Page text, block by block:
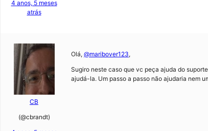
4 anos, 5 meses
atrás
CB
(@cbrandt)
Olá, @maribover123,
Sugiro neste caso que vc peça ajuda do
ajudá-la. Um passo a passo não ajudaria nem